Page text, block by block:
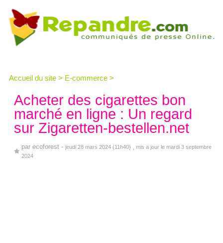
Accueil du site > E-commerce >
Acheter des cigarettes bon
marché en ligne : Un regard
sur Zigaretten-bestellen.net
par ecoforest - jeudi 28 mars 2024 (11h40)
, mis a jour le mardi 3 septembre
2024